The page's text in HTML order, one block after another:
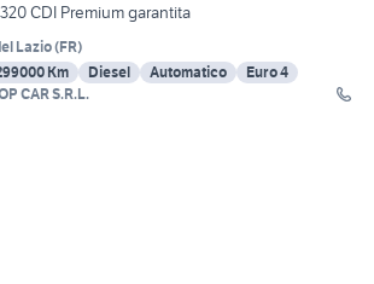
CDI Premium garantita
Lazio(FR)
Km Diesel Automatico
Euro 4
CAR S.R.L.